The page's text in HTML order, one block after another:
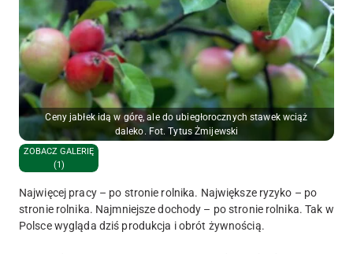
Ceny jabłek idą w górę, ale do ubiegłorocznych stawek wciąż
daleko. Fot. Tytus Żmijewski
ZOBACZ GALERIĘ
(1)
Najwięcej pracy – po stronie rolnika. Największe ryzyko – po
stronie rolnika. Najmniejsze dochody – po stronie rolnika. Tak w
Polsce wygląda dziś produkcja i obrót żywnością.